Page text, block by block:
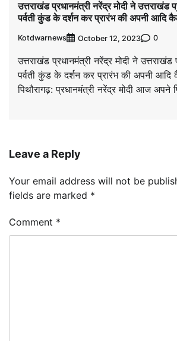
उत्तराखंड प्रधानमंत्री नरेंद्र मोदी ने उत्तराखंड
पर्वती कुंड के दर्शन कर प्रारंभ की अपनी आदि
Kotdwarnews October 12, 2023 0
उत्तराखंड प्रधानमंत्री नरेंद्र मोदी ने
पर्वती कुंड के दर्शन कर प्रारंभ की अपनी आदि
पिथौरागढ़: प्रधानमंत्री नरेंद्र मोदी आज अपने
Leave a Reply
Your email address will not be
fields are marked *
Comment *